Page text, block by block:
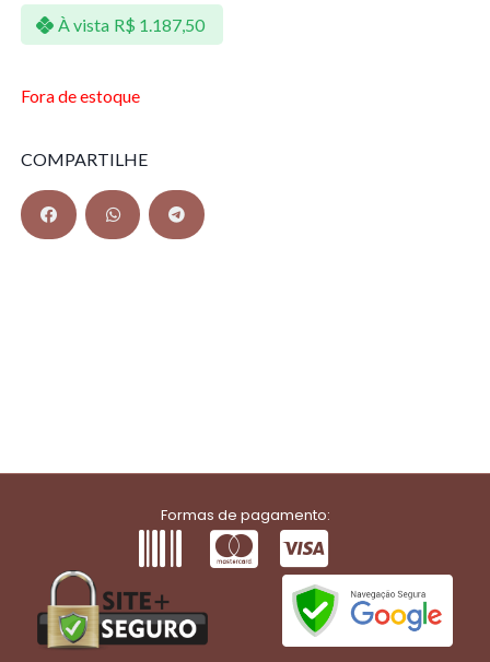
À vista R$ 1.187,50
Fora de estoque
COMPARTILHE
Formas de pagamento: